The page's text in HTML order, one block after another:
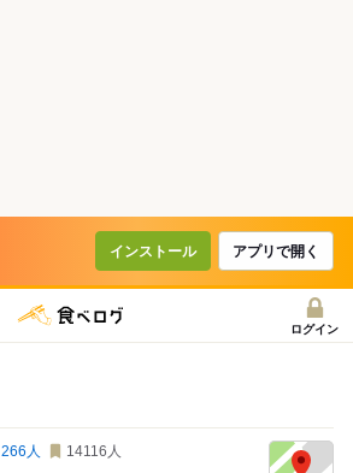
インストール アプリで開く
ログイン
266 人 14116 人